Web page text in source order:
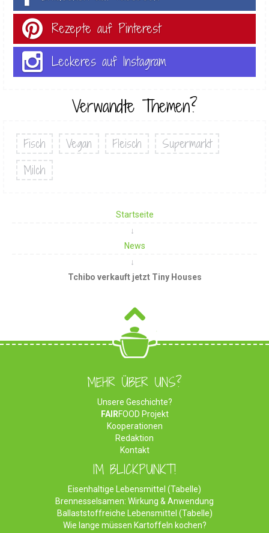
Rezepte auf Pinterest
Leckeres auf Instagram
Verwandte Themen?
Fisch Vegan Fleisch
Supermarkt
Milch
Startseite
News
Tchibo verkauft jetzt Tiny Houses
MEHR ÜBER UNS?
Unsere Geschichte?
FAIRFOOD Projekt
Kooperationen
Redaktion
Kontakt
IM BLICKPUNKT!
Eisenhaltige Lebensmittel (Tabelle)
Brennesselsamen: Wirkung & Anwendung
Ballaststoffreiche Lebensmittel (Tabelle)
Wie lange müssen Kartoffeln kochen?